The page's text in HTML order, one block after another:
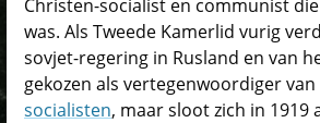
Christen-socialist en communist
was. Als Tweede Kamerlid vurig
sovjet-regering in Rusland en van
gekozen als vertegenwoordiger van
socialisten, maar sloot zich in 1919